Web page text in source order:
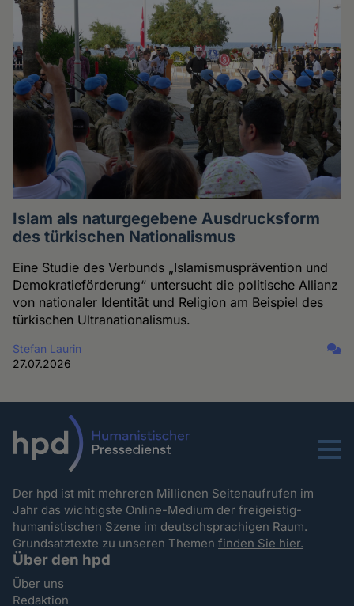
Islam als naturgegebene Ausdrucksform
des türkischen Nationalismus
Eine Studie des Verbunds „Islamismusprävention und
Demokratieförderung“ untersucht die politische Allianz
von nationaler Identität und Religion am Beispiel des
türkischen Ultranationalismus.
Stefan Laurin
27.07.2026
Menu
Der hpd ist mit mehreren Millionen Seitenaufrufen im
Jahr das wichtigste Online-Medium der freigeistig-
humanistischen Szene im deutschsprachigen Raum.
Grundsatztexte zu unseren Themenfinden Sie hier.
Über den hpd
Über uns
Redaktion